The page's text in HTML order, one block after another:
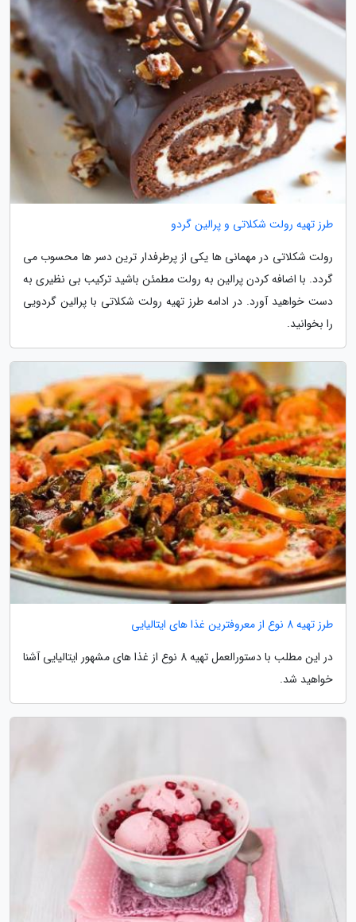
طرز تهیه رولت شکلاتی و پرالین گردو
رولت شکلاتی در مهمانی ها یکی از پرطرفدار ترین دسر ها محسوب می
گردد. با اضافه کردن پرالین به رولت مطمئن باشید ترکیب بی نظیری به
دست خواهید آورد. در ادامه طرز تهیه رولت شکلاتی با پرالین گردویی
را بخوانید.
طرز تهیه 8 نوع از معروفترین غذا های ایتالیایی
در این مطلب با دستورالعمل تهیه 8 نوع از غذا های مشهور ایتالیایی آشنا
خواهید شد.